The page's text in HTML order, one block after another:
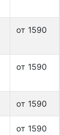
от 1590
от 1590
от 1590
от 1590